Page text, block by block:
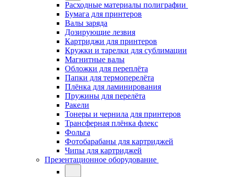
Расходные материалы полиграфии
Бумага для принтеров
Валы заряда
Дозирующие лезвия
Картриджи для принтеров
Кружки и тарелки для сублимации
Магнитные валы
Обложки для переплёта
Папки для термоперелёта
Плёнка для ламинирования
Пружины для перелёта
Ракели
Тонеры и чернила для принтеров
Трансферная плёнка флекс
Фольга
Фотобарабаны для картриджей
Чипы для картриджей
Презентационное оборудование